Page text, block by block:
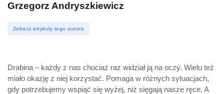
Grzegorz Andryszkiewicz
Zobacz artykuły tego autora
Drabina – każdy z nas chociaż raz widział ją na oczy. Wielu też
miało okazję z niej korzystać. Pomaga w różnych sytuacjach,
gdy potrzebujemy wspiąć się wyżej, niż sięgają nasze ręce. A